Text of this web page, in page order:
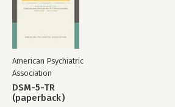
American Psychiatric
Association
DSM-5-TR
(paperback)